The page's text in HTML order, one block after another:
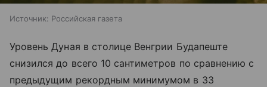
Источник: Российская газета
Уровень Дуная в столице Венгрии Будапеште
снизился до всего 10 сантиметров по сравнению с
предыдущим рекордным минимумом в 33